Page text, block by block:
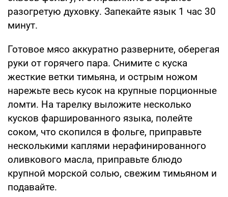
разогретую духовку. Запекайте язык 1 час 30
минут.
Готовое мясо аккуратно разверните, оберегая
руки от горячего пара. Снимите с куска
жесткие ветки тимьяна, и острым ножом
нарежьте весь кусок на крупные порционные
ломти. На тарелку выложите несколько
кусков фаршированного языка, полейте
соком, что скопился в фольге, приправьте
несколькими каплями нерафинированного
оливкового масла, приправьте блюдо
крупной морской солью, свежим тимьяном и
подавайте.